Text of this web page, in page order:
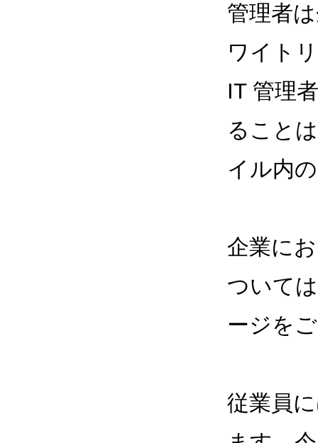
管理者
ワイト
IT 管理
ること
イル内
企業に
ついて
ージを
従業員